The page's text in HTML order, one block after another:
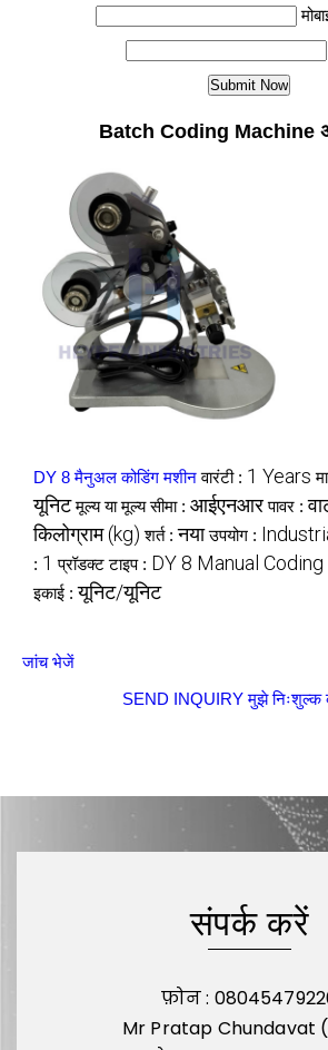
Batch Coding Machine
DY 8 मैनुअल कोडिंग मशीन वारंटी : 1 Years
यूनिट मूल्य या मूल्य सीमा : आईएनआर पावर :
किलोग्राम (kg) शर्त :नया उपयोग :
: 1 प्रॉडक्ट टाइप : DY 8 Manual
इकाई :यूनिट/यूनिट
जांच भेजें
SEND INQUIRY मुझे निःशुल्क
संपर्क करें
फ़ोन :
Mr Pratap Chundavat (